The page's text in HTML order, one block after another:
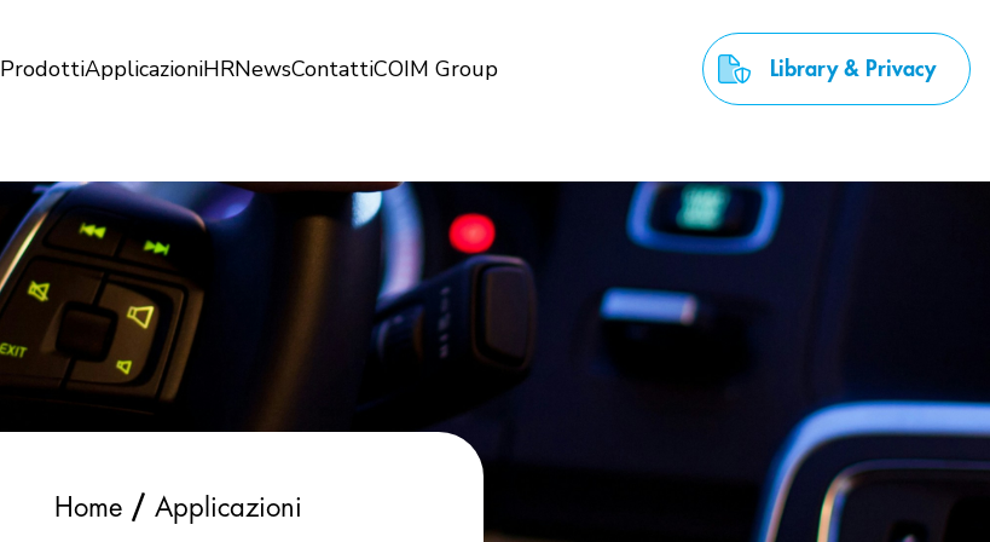
ProdottiApplicazioniHRNewsContattiCOIM Group Library & Privacy
Home/ Applicazioni